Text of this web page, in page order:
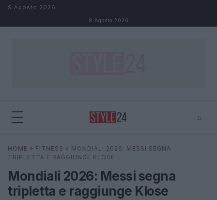
Salta al contenuto
9 Agosto 2026
9 Agosto 2026
⌕
Cerca
HOME » FITNESS » MONDIALI 2026: MESSI SEGNA
TRIPLETTA E RAGGIUNGE KLOSE
Mondiali 2026: Messi segna
tripletta e raggiunge Klose